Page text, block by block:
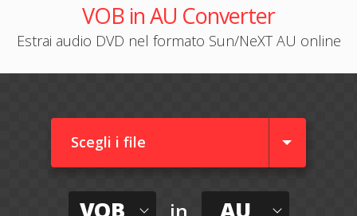
VOB in AU Converter
Estrai audio DVD nel formato Sun/NeXT AU online
Scegli i file
VOB AU